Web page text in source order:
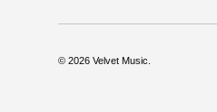
© 2026 Velvet Music